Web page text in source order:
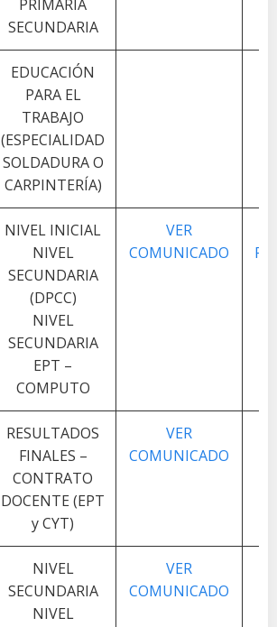
PRIMARIA
SECUNDARIA
EDUCACIÓN
PARA EL
TRABAJO
(ESPECIALIDAD
SOLDADURA O
CARPINTERÍA)
NIVEL INICIAL
NIVEL
SECUNDARIA
(DPCC)
NIVEL
SECUNDARIA
EPT –
COMPUTO
VER
COMUNICADO
RESULTADOS
FINALES –
CONTRATO
DOCENTE (EPT
y CYT)
VER
COMUNICADO
NIVEL
SECUNDARIA
NIVEL
VER
COMUNICADO